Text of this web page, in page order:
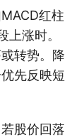
红柱
涨时。
或转势。降
先反映短
股价回落